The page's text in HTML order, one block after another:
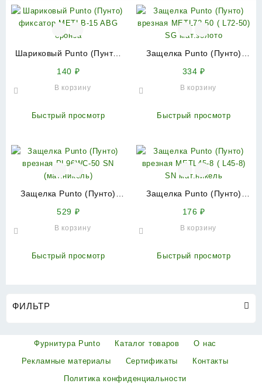
Шариковый Punto (Пунто)
140 ₽
В корзину
Быстрый просмотр
Защелка Punto (Пунто)
334₽
В корзину
Быстрый просмотр
Защелка Punto (Пунто)
529 ₽
В корзину
Быстрый просмотр
Защелка Punto (Пунто)
176₽
В корзину
Быстрый просмотр
ФИЛЬТР
Фурнитура Punto Каталог товаров
О нас
Рекламные материалы
Сертификаты
Контакты
Политика конфиденциальности